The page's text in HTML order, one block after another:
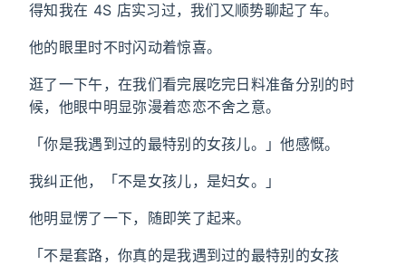
得知我在 4S 店实习过，我们又顺势聊起了车。
他的眼里时不时闪动着惊喜。
逛了一下午，在我们看完展吃完日料准备分别的时
候，他眼中明显弥漫着恋恋不舍之意。
「你是我遇到过的最特别的女孩儿。」他感慨。
我纠正他，「不是女孩儿，是妇女。」
他明显愣了一下，随即笑了起来。
「不是套路，你真的是我遇到过的最特别的女孩